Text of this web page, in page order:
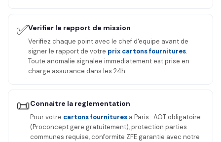
✅Verifier le rapport de mission
Verifiez chaque point avec le chef d'equipe avant de
signer le rapport de votre prix cartons fournitures.
Toute anomalie signalee immediatement est prise en
charge assurance dans les 24h.
📜Connaitre la reglementation
Pour votre cartons fournitures a Paris : AOT obligatoire
(Proconcept gere gratuitement), protection parties
communes requise, conformite ZFE garantie avec notre